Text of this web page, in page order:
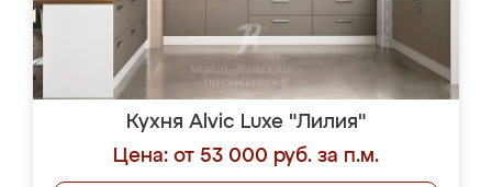
Кухня Alvic Luxe "Лилия"
Цена: от 53 000 руб. за п.м.